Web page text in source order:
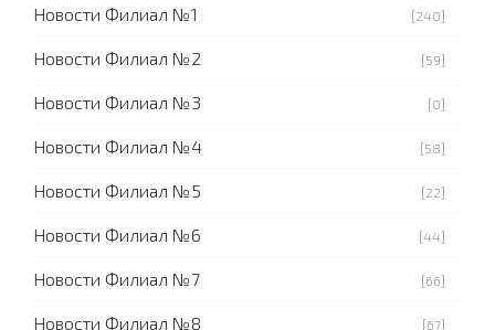
Новости Филиал №1 [240]
Новости Филиал №2 [59]
Новости Филиал №3 [0]
Новости Филиал №4 [58]
Новости Филиал №5 [22]
Новости Филиал №6 [44]
Новости Филиал №7 [66]
Новости Филиал №8 [67]